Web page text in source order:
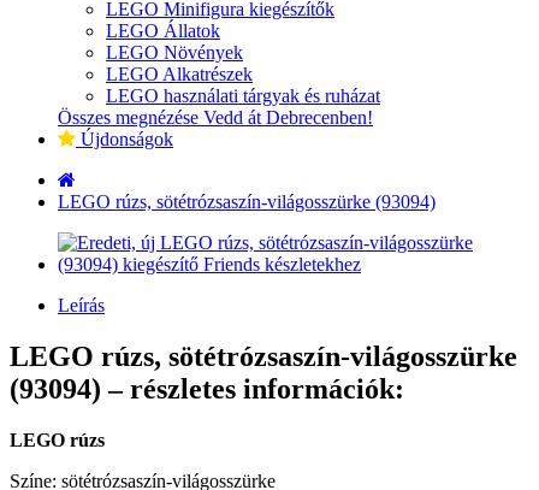
LEGO Minifigura kiegészítők
LEGO Állatok
LEGO Növények
LEGO Alkatrészek
LEGO használati tárgyak és ruházat
Összes megnézése Vedd át Debrecenben!
Újdonságok
LEGO rúzs, sötétrózsaszín-világosszürke (93094)
Leírás
LEGO rúzs, sötétrózsaszín-világosszürke
(93094) – részletes információk:
LEGO rúzs
Színe: sötétrózsaszín-világosszürke